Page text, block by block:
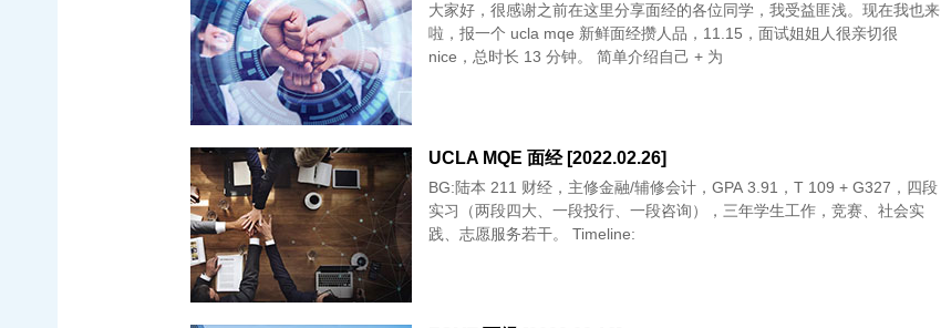
大家好，很感谢之前在这里分享面经的各位同学，我受益匪浅。现在我也来
啦，报一个 ucla mqe 新鲜面经攒人品，11.15，面试姐姐人很亲切很
nice，总时长 13 分钟。 简单介绍自己 + 为
UCLA MQE 面经 [2022.02.26]
BG:陆本 211 财经，主修金融/辅修会计，GPA 3.91，T 109 + G327，四段
实习（两段四大、一段投行、一段咨询），三年学生工作，竞赛、社会实
践、志愿服务若干。 Timeline: